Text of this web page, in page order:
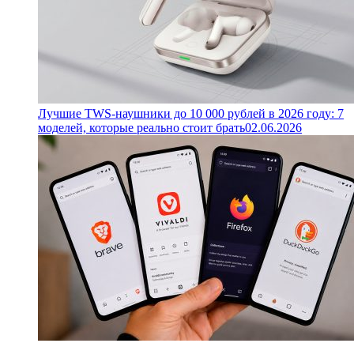
Лучшие TWS-наушники до 10 000 рублей в 2026 году: 7
моделей, которые реально стоит брать02.06.2026